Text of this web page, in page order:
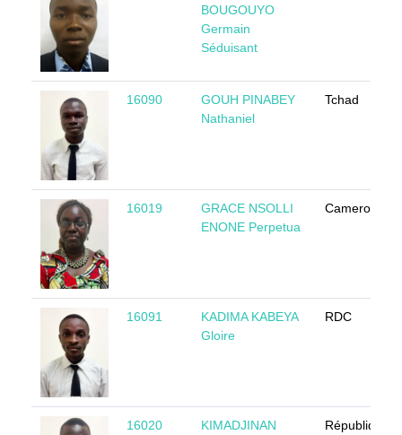
BOUGOUYO
Germain
Séduisant
16090
GOUH PINABEY
Nathaniel
Tchad
16019
GRACE NSOLLI
ENONE Perpetua
Cameroun
16091
KADIMA KABEYA
Gloire
RDC
16020
KIMADJINAN
République